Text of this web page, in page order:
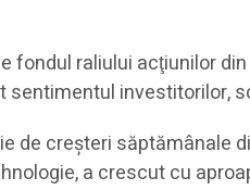
raliului acţiunilor
investitorilor,
de creşteri săptămânale
a crescut cu